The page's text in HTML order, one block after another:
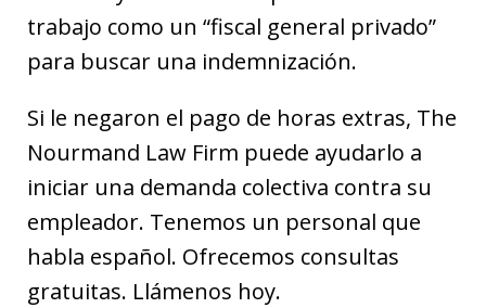
trabajo como un “fiscal general privado”
para buscar una indemnización.
Si le negaron el pago de horas extras, The
Nourmand Law Firm puede ayudarlo a
iniciar una demanda colectiva contra su
empleador. Tenemos un personal que
habla español. Ofrecemos consultas
gratuitas. Llámenos hoy.